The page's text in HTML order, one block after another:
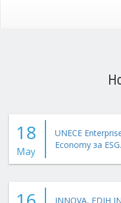
18
May
UNECE
Economy за
INNOVA, EDIH